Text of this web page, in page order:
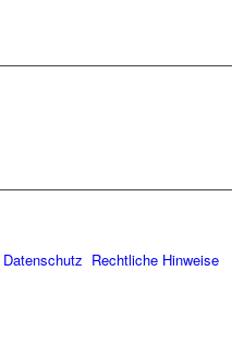
Datenschutz Rechtliche Hinweise